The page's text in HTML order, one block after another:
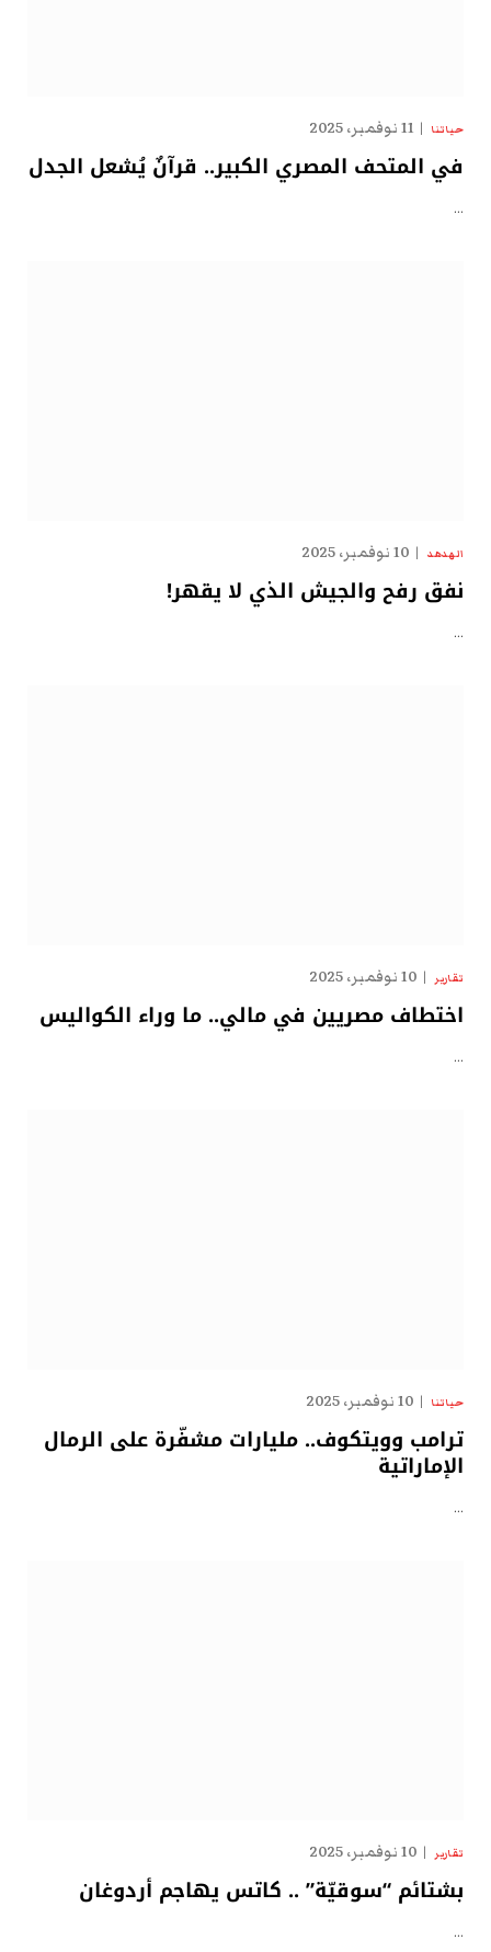
حياتنا 11 نوفمبر، 2025
في المتحف المصري الكبير.. قرآنٌ يُشعل الجدل
…
الهدهد 10 نوفمبر، 2025
نفق رفح والجيش الذي لا يقهر!
…
تقارير 10 نوفمبر، 2025
اختطاف مصريين في مالي.. ما وراء الكواليس
…
حياتنا 10 نوفمبر، 2025
ترامب وويتكوف.. مليارات مشفّرة على الرمال
الإماراتية
…
تقارير 10 نوفمبر، 2025
بشتائم “سوقيّة” .. كاتس يهاجم أردوغان
…